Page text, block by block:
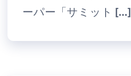
ーパー「サミット […]